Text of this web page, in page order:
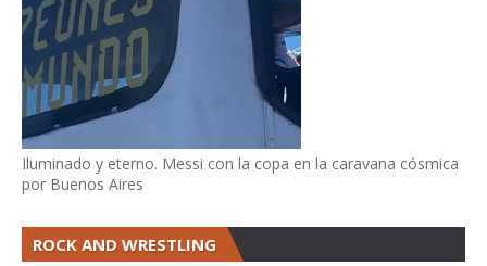
Iluminado y eterno. Messi con la copa en la caravana cósmica
por Buenos Aires
ROCK AND WRESTLING